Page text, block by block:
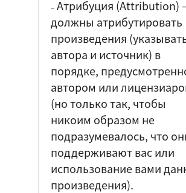
–Атрибуция (Attribution)
должны атрибутировать
произведения
автора и источник) в
порядке,
автором или
(но только так, чтобы
никоим образом не
подразумевалось, что
поддерживают вас или
использование вами
произведения).